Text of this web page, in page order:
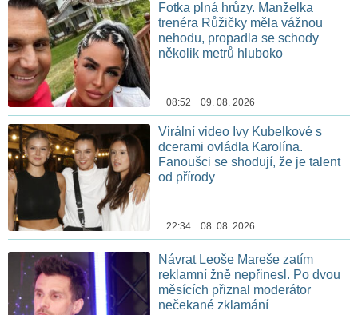
Fotka plná hrůzy. Manželka
trenéra Růžičky měla vážnou
nehodu, propadla se schody
několik metrů hluboko
08:52 09. 08. 2026
Virální video Ivy Kubelkové s
dcerami ovládla Karolína.
Fanoušci se shodují, že je talent
od přírody
22:34 08. 08. 2026
Návrat Leoše Mareše zatím
reklamní žně nepřinesl. Po dvou
měsících přiznal moderátor
nečekané zklamání